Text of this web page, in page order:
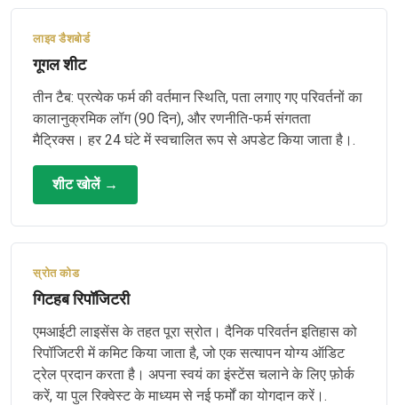
लाइव डैशबोर्ड
गूगल शीट
तीन टैब: प्रत्येक फर्म की वर्तमान स्थिति, पता लगाए गए परिवर्तनों का
कालानुक्रमिक लॉग (90 दिन), और रणनीति-फर्म संगतता
मैट्रिक्स। हर 24 घंटे में स्वचालित रूप से अपडेट किया जाता है।.
शीट खोलें →
स्रोत कोड
गिटहब रिपॉजिटरी
एमआईटी लाइसेंस के तहत पूरा स्रोत। दैनिक परिवर्तन इतिहास को
रिपॉजिटरी में कमिट किया जाता है, जो एक सत्यापन योग्य ऑडिट
ट्रेल प्रदान करता है। अपना स्वयं का इंस्टेंस चलाने के लिए फ़ोर्क
करें, या पुल रिक्वेस्ट के माध्यम से नई फर्मों का योगदान करें।.